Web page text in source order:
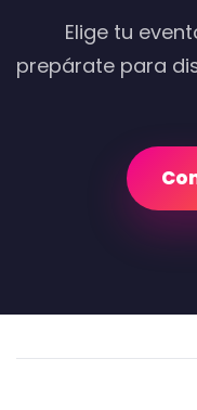
Elige tu
prepárate para